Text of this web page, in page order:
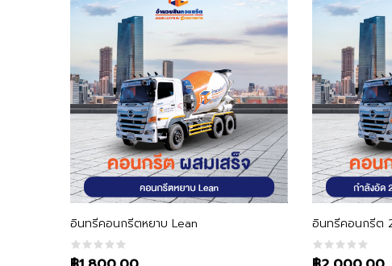
อินทรีคอนกรีตหยาบ Lean
หยิบใส่ตะกร้า อินทรีคอนกรีต